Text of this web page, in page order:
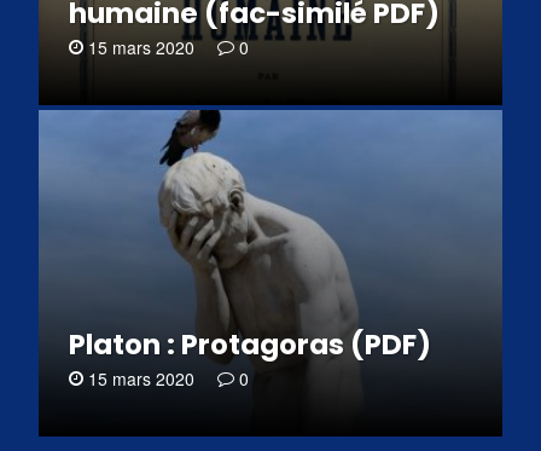
humaine (fac-similé PDF)
15 mars 2020 0
Platon : Protagoras (PDF)
15 mars 2020 0